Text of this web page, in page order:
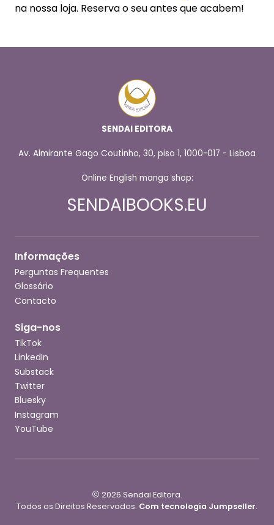
na nossa loja. Reserva o seu antes que acabem!
SENDAI EDITORA
Av. Almirante Gago Coutinho, 30, piso 1, 1000-017 - Lisboa
Online English manga shop:
SENDAIBOOKS.EU
Informações
Perguntas Frequentes
Glossário
Contacto
Siga-nos
TikTok
LinkedIn
Substack
Twitter
Bluesky
Instagram
YouTube
2026 Sendai Editora.
Todos os Direitos Reservados. Com tecnologia Jumpseller.